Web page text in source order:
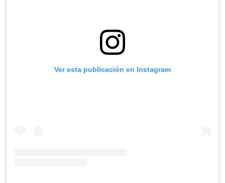
Ver esta publicación en Instagram